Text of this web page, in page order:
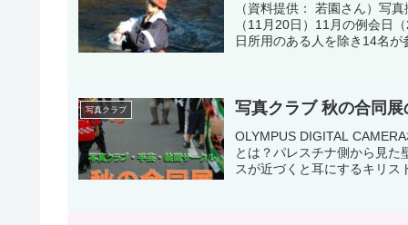
（資料提供： 若園さん）写
（11月20日）11月の例会日
日所用のある人を除き14名
写真クラブ 写真クラブ 秋の合同
OLYMPUS DIGITAL
とは？パレスチナ側から見
スが近づくと耳にするキリ